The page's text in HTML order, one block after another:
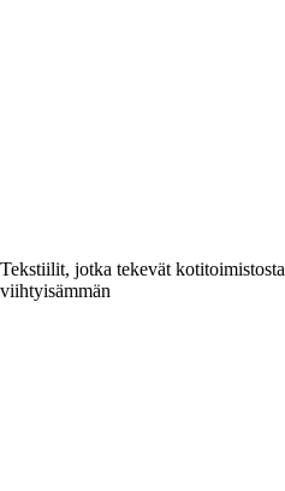
Tekstiilit, jotka tekevät kotitoimistosta
viihtyisämmän